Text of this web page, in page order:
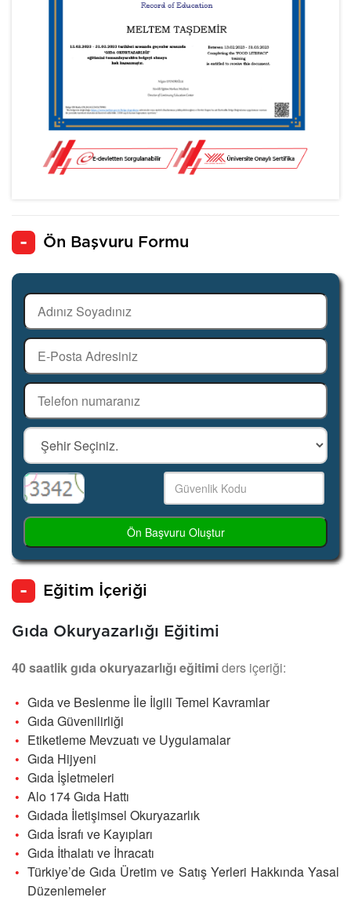
Ön Başvuru Formu
Ön Başvuru Oluştur
Eğitim İçeriği
Gıda Okuryazarlığı Eğitimi
40 saatlik gıda okuryazarlığı eğitimiders içeriği:
Gıda ve Beslenme İle İlgili Temel Kavramlar
Gıda Güvenilirliği
Etiketleme Mevzuatı ve Uygulamalar
Gıda Hijyeni
Gıda İşletmeleri
Alo 174 Gıda Hattı
Gıdada İletişimsel Okuryazarlık
Gıda İsrafı ve Kayıpları
Gıda İthalatı ve İhracatı
Türkiye’de Gıda Üretim ve Satış Yerleri Hakkında Yasal
Düzenlemeler